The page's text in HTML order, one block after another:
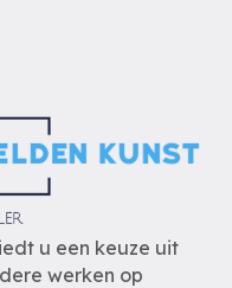
u een keuze uit
werken op